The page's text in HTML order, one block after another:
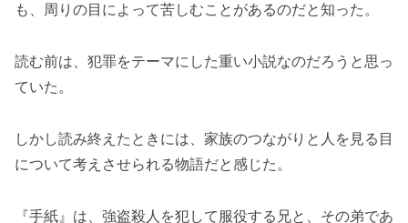
も、周りの目によって苦しむことがあるのだと知った。
読む前は、犯罪をテーマにした重い小説なのだろうと思っ
ていた。
しかし読み終えたときには、家族のつながりと人を見る目
について考えさせられる物語だと感じた。
『手紙』は、強盗殺人を犯して服役する兄と、その弟であ